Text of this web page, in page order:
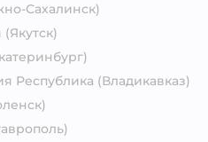
Сахалинск)
(Якутск)
Республика (Владикавказ)